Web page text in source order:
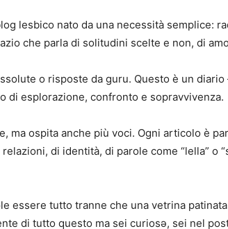
lesbico nato da una necessità semplice:
che parla di solitudini scelte e non, di
o risposte da guru. Questo è un
di esplorazione, confronto e sopravvivenza.
ma ospita anche più voci. Ogni articolo è
di identità, di parole come “lella”
essere tutto tranne che una vetrina
di tutto questo ma sei curiosə, sei nel